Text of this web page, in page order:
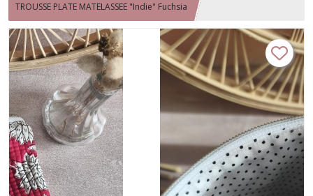
TROUSSE PLATE MATELASSEE "Indie" Fuchsia